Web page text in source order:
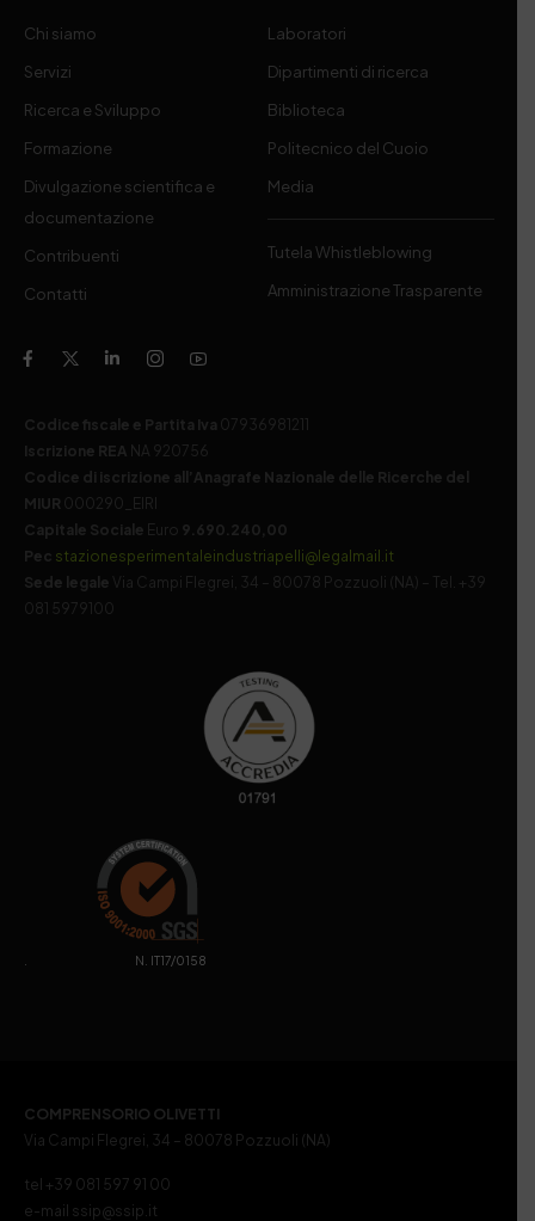
Chi siamo
Servizi
Ricerca e Sviluppo
Formazione
Divulgazione scientifica e
documentazione
Contribuenti
Contatti
Laboratori
Dipartimenti di ricerca
Biblioteca
Politecnico del Cuoio
Media
Tutela Whistleblowing
Amministrazione Trasparente
Codice fiscale e Partita Iva 07936981211
Iscrizione REA NA 920756
Codice di iscrizione all’Anagrafe Nazionale delle Ricerche del
MIUR 000290_EIRI
Capitale Sociale Euro 9.690.240,00
Pec stazionesperimentaleindustriapelli@legalmail.it
Sede legale
Via Campi Flegrei, 34 – 80078 Pozzuoli (NA) – Tel. +39
081 5979100
. N. IT17/0158
COMPRENSORIO OLIVETTI
Via Campi Flegrei, 34 – 80078 Pozzuoli (NA)
tel +39 081 597 91 00
e-mail ssip@ssip.it